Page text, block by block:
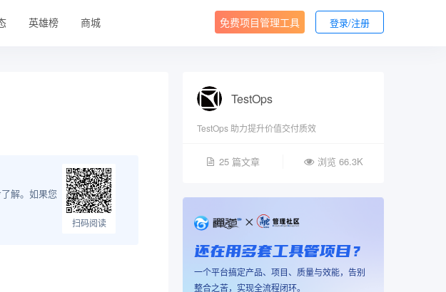
英雄榜 商城 免费项目管理工具 登录/注册
解。如果您
扫码阅读
TestOps
TestOps 助力提升价值交付质效
25 篇文章 浏览 66.3K
还在用多套工具管项目？
一个平台搞定产品、项目、质量与效能，告别
整合之苦，实现全流程闭环。